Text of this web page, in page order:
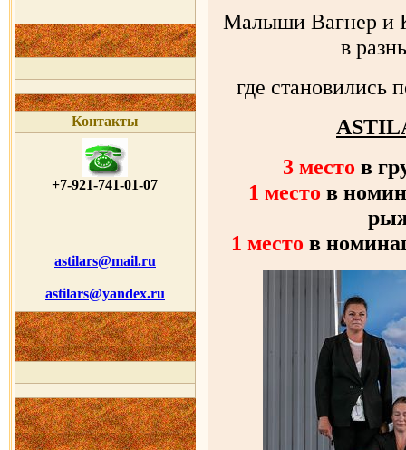
Контакты
+7-921-741-01-07
astilars@mail.ru
astilars@yandex.ru
Малыши Вагнер и
в
где становились
3 место в
1 место в
1 место в